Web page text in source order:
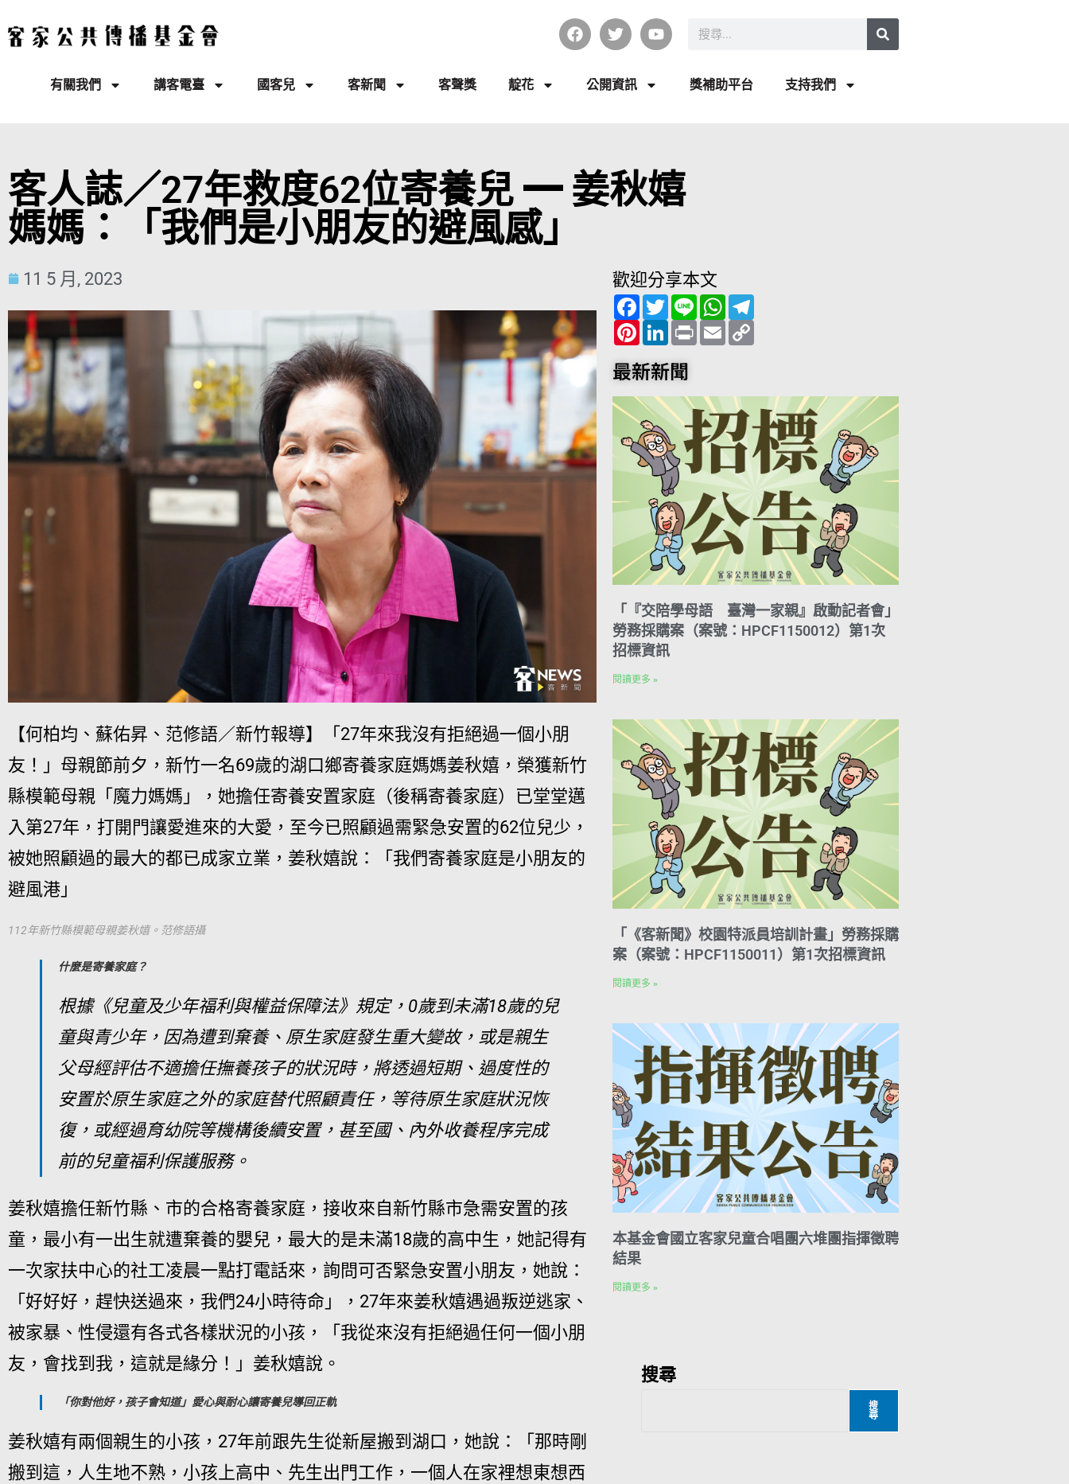
有關我們 講客電臺 國客兒 客新聞 客聲獎 靛花 公開資訊 獎補助平台 支持我們
客人誌／27年救度62位寄養兒 ━ 姜秋嬉
媽媽：「我們是小朋友的避風感」
11 5 月, 2023
【何柏均、蘇佑昇、范修語／新竹報導】「27年來我沒有拒絕過一個小朋
友！」母親節前夕，新竹一名69歲的湖口鄉寄養家庭媽媽姜秋嬉，榮獲新竹
縣模範母親「魔力媽媽」，她擔任寄養安置家庭（後稱寄養家庭）已堂堂邁
入第27年，打開門讓愛進來的大愛，至今已照顧過需緊急安置的62位兒少，
被她照顧過的最大的都已成家立業，姜秋嬉說：
「我們寄養家庭是小朋友的
避風港」
112年新竹縣模範母親姜秋嬉。范修語攝
什麼是寄養家庭？
根據《兒童及少年福利與權益保障法》規定，0歲到未滿18歲的兒
童與青少年，因為遭到棄養、原生家庭發生重大變故，或是親生
父母經評估不適擔任撫養孩子的狀況時，將透過短期、過度性的
安置於原生家庭之外的家庭替代照顧責任，等待原生家庭狀況恢
復，或經過育幼院等機構後續安置，甚至國、內外收養程序完成
前的兒童福利保護服務。
姜秋嬉擔任新竹縣、市的合格寄養家庭，接收來自新竹縣市急需安置的孩
童，最小有一出生就遭棄養的嬰兒，最大的是未滿18歲的高中生，她記得有
一次家扶中心的社工凌晨一點打電話來，詢問可否緊急安置小朋友，她說：
「好好好，趕快送過來，我們24小時待命」，27年來姜秋嬉遇過叛逆逃家、
被家暴 、性侵還有各式各樣狀況的小孩，「我從來沒有拒絕過任何一個小朋
友，會找到我，這就是緣分！」姜秋嬉說。
「你對他好，孩子會知道」愛心與耐心讓寄養兒導回正軌
姜秋嬉有兩個親生的小孩，27年前跟先生從新屋搬到湖口，她說：「那時剛
搬到這，人生地不熟，小孩上高中、先生出門工作，一個人在家裡想東想西
歡迎分享本文
F
a
c
e
b
o
o
T
w
i
t
t
e
r
L
i
n
e
W
h
a
t
s
T
e
l
e
g
P
i
n
t
e
e
s
t
L
i
n
k
e
I
n
P
r
i
E
m
a
C
o
p
n
k
最新新聞
「『交陪學母語 臺灣一家親』啟動記者會」
勞務採購案（案號：HPCF1150012）第1次
招標資訊
閱讀更多 »
「《客新聞》校園特派員培訓計畫」勞務採購
案（案號：HPCF1150011）第1次招標資訊
閱讀更多 »
本基金會國立客家兒童合唱團六堆團指揮徵聘
結果
閱讀更多 »
搜尋
搜
尋